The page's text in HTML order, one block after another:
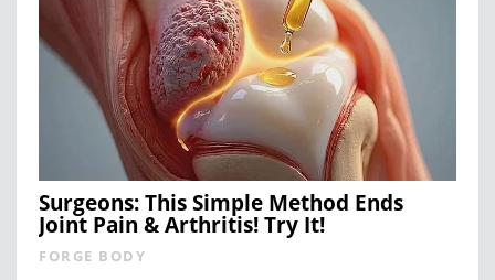
Surgeons: This Simple Method Ends
Joint Pain & Arthritis! Try It!
FORGE BODY